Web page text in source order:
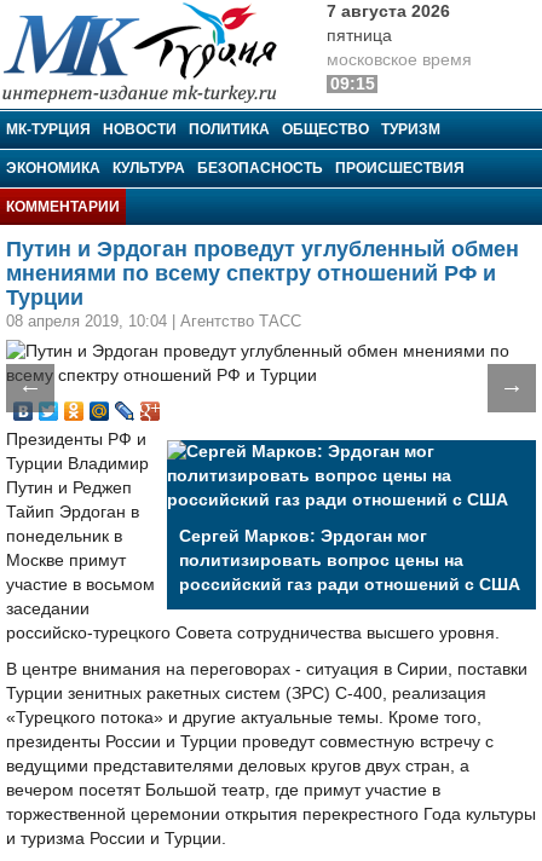
МК-Турция
7 августа 2026
пятница
московское время
09:15
МК-ТУРЦИЯ НОВОСТИ ПОЛИТИКА ОБЩЕСТВО ТУРИЗМ
ЭКОНОМИКА КУЛЬТУРА БЕЗОПАСНОСТЬ ПРОИСШЕСТВИЯ
КОММЕНТАРИИ
Путин и Эрдоган проведут углубленный обмен
мнениями по всему спектру отношений РФ и
Турции
08 апреля 2019, 10:04 Агентство ТАСС
← →
Сергей Марков: Эрдоган мог
политизировать вопрос цены на
российский газ ради отношений с США
Президенты РФ и
Турции Владимир
Путин и Реджеп
Тайип Эрдоган в
понедельник в
Москве примут
участие в восьмом
заседании
российско-турецкого Совета сотрудничества высшего уровня.
В центре внимания на переговорах - ситуация в Сирии, поставки
Турции зенитных ракетных систем (ЗРС) С-400, реализация
«Турецкого потока» и другие актуальные темы. Кроме того,
президенты России и Турции проведут совместную встречу с
ведущими представителями деловых кругов двух стран, а
вечером посетят Большой театр, где примут участие в
торжественной церемонии открытия перекрестного Года культуры
и туризма России и Турции.